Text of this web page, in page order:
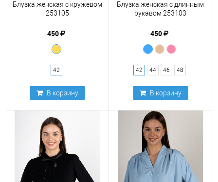
Блузка женская с кружевом
253105
450
42
В корзину
Блузка женская с длинным
рукавом 253103
450
42 44 46 48
В корзину